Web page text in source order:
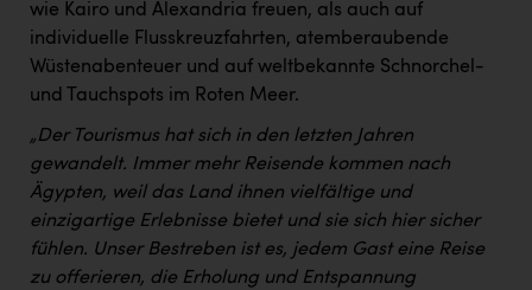
Oldtimer Raststationen und Motorhotels
Österreichischer Kachelofenverband
Orlen
Passage Linz
PEZ
PÜSPÖK
REMAX
wie Kairo und Alexandria freuen, als auch auf
individuelle Flusskreuzfahrten, atemberaubende
Wüstenabenteuer und auf weltbekannte Schnorchel-
und Tauchspots im Roten Meer.
„Der Tourismus hat sich in den letzten Jahren
gewandelt. Immer mehr Reisende kommen nach
Ägypten, weil das Land ihnen vielfältige und
einzigartige Erlebnisse bietet und sie sich hier sicher
fühlen. Unser Bestreben ist es, jedem Gast eine Reise
zu offerieren, die Erholung und Entspannung